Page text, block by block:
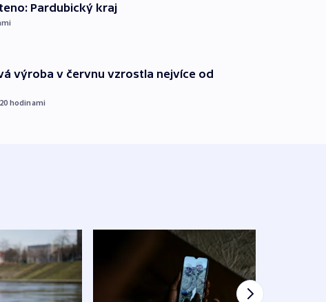
Pardubický kraj
výroba v červnu vzrostla nejvíce od
hodinami